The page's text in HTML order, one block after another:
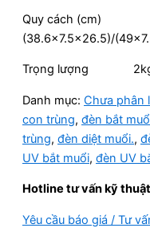
Quy cách (cm)
(38.6×7.5×26.5)/
Trọng lượng 2kg/
Danh mục: Chưa phân
con trùng, đèn bắt
trùng, đèn diệt muổi.,
UV bắt muổi, đèn UV
Hotline tư vấn kỹ
Yêu cầu báo giá / Tư